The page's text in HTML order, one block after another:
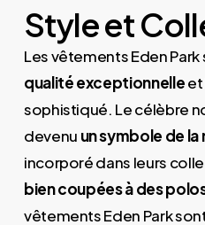
Style et
Les vêtements Eden
qualité exceptionnelleet
sophistiqué. Le célèbre
devenu un symbole de la
incorporé dans leurs
bien coupées à des
vêtements Eden Park